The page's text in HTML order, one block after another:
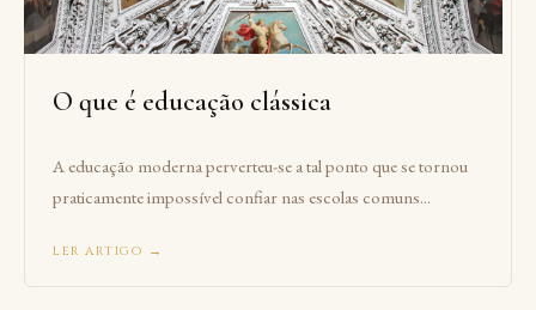
O que é educação clássica
A educação moderna perverteu-se a tal ponto que se tornou
praticamente impossível confiar nas escolas comuns...
ler artigo →